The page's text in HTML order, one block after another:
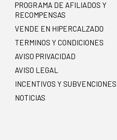
PROGRAMA DE AFILIADOS Y
RECOMPENSAS
VENDE EN HIPERCALZADO
TERMINOS Y CONDICIONES
AVISO PRIVACIDAD
AVISO LEGAL
INCENTIVOS Y SUBVENCIONES
NOTICIAS